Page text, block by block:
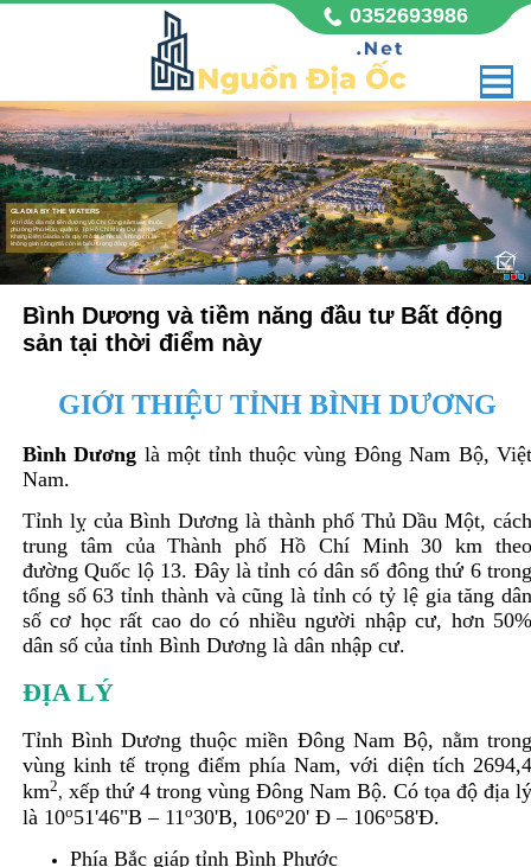
0352693986
GLADIA BY THE WATERS
Vị trí đắc địa mặt tiền đường Võ Chí Công sầm uất, thuộc
phường Phú Hữu, quận 9, Tp Hồ Chí Minh. Dự án nhà
Khang Điền Gladia với quy mô 11,8 hecta, không chỉ là
không gian sống mà còn là biểu tượng đẳng cấp,
Bình Dương và tiềm năng đầu tư Bất động
sản tại thời điểm này
GIỚI THIỆU TỈNH BÌNH DƯƠNG
Bình Dương là một tỉnh thuộc vùng Đông Nam Bộ,
Nam.
Tỉnh lỵ của Bình Dương là thành phố Thủ Dầu Một,
trung tâm của Thành phố Hồ Chí Minh 30 km
đường Quốc lộ 13. Đây là tỉnh có dân số đông thứ 6
tổng số 63 tỉnh thành và cũng là tỉnh có tỷ lệ gia tăng
số cơ học rất cao do có nhiều người nhập cư, hơn
dân số của tỉnh Bình Dương là dân nhập cư.
ĐỊA LÝ
Tỉnh Bình Dương thuộc miền Đông Nam Bộ, nằm
vùng kinh tế trọng điểm phía Nam, với diện tích
km2, xếp thứ 4 trong vùng Đông Nam Bộ. Có tọa độ địa
là 10o51'46"B – 11 o30'B, 106o20' Đ – 106o58'Đ.
Phía Bắc giáp tỉnh Bình Phước